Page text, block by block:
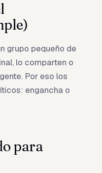
grupo pequeño de
lo comparten o
Por eso los
engancha o
para